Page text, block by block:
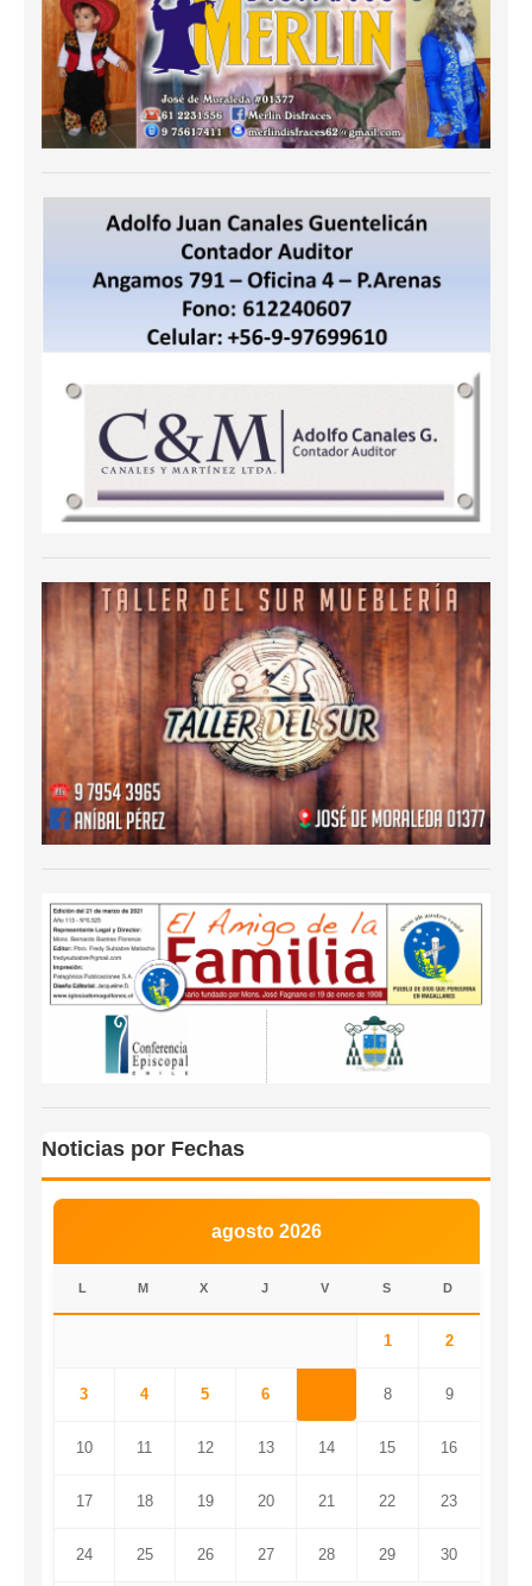
Noticias por Fechas
agosto 2026
L M X J V S D
1 2
3 4 5 6 8 9
10 11 12 13 14 15 16
17 18 19 20 21 22 23
24 25 26 27 28 29 30